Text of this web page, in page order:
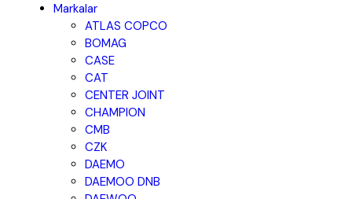
Markalar
ATLAS COPCO
BOMAG
CASE
CAT
CENTER JOINT
CHAMPION
CMB
CZK
DAEMO
DAEMOO DNB